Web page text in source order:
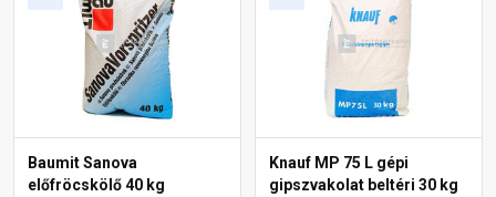
Baumit Sanova
előfröcskölő 40 kg
Knauf MP 75 L gépi
gipszvakolat beltéri 30 kg